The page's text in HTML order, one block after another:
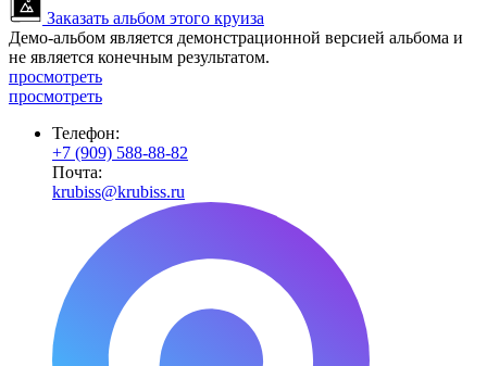
Заказать альбом этого круиза
Демо-альбом является демонстрационной версией альбома и
не является конечным результатом.
просмотреть
просмотреть
Телефон:
+7 (909) 588-88-82
Почта:
krubiss@krubiss.ru